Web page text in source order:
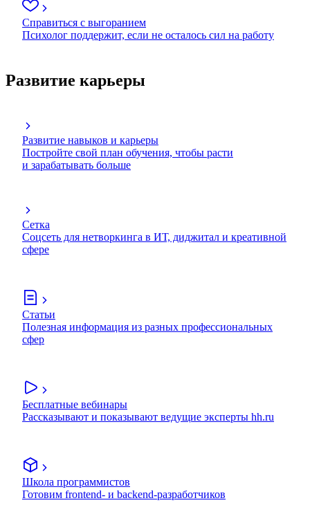
Справиться с выгоранием
Психолог поддержит, если не осталось сил на работу
Развитие карьеры
Развитие навыков и карьеры
Постройте свой план обучения, чтобы расти
и зарабатывать больше
Сетка
Соцсеть для нетворкинга в ИТ, диджитал и креативной
сфере
Статьи
Полезная информация из разных профессиональных
сфер
Бесплатные вебинары
Рассказывают и показывают ведущие эксперты hh.ru
Школа программистов
Готовим frontend- и backend-разработчиков